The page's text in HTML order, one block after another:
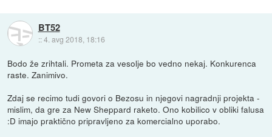
BT52
::4. avg 2018, 18:16
Bodo že zrihtali. Prometa za vesolje bo vedno nekaj. Konkurenca
raste. Zanimivo.
Zdaj se recimo tudi govori o Bezosu in njegovi nagradnji projekta -
mislim, da gre za New Sheppard raketo. Ono kobilico v obliki falusa
:D imajo praktično pripravljeno za komercialno uporabo.